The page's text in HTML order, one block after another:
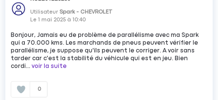
Utilisateur Spark - CHEVROLET
Le1 mai 2025 à10:40
Bonjour, Jamais eu de problème de parallélisme avec ma Spark
qui a 70.000 kms. Les marchands de pneus peuvent vérifier le
parallélisme, je suppose qu'ils peuvent le corriger. A voir sans
tarder car c'est la stabilité du véhicule qui est en jeu. Bien
cordi...voir la suite
0